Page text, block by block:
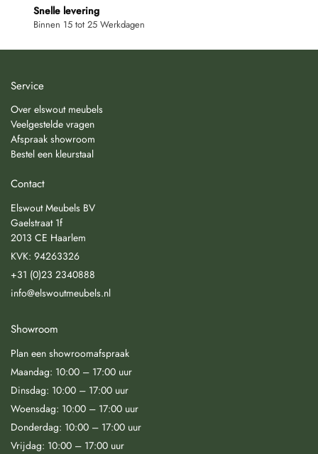
Snelle levering
Binnen 15 tot 25 Werkdagen
Service
Over elswout meubels
Veelgestelde vragen
Afspraak showroom
Bestel een kleurstaal
Contact
Elswout Meubels BV
Gaelstraat 1f
2013 CE Haarlem
KVK: 94263326
+31 (0)23 2340888
info@elswoutmeubels.nl
Showroom
Plan een showroomafspraak
Maandag: 10:00 – 17:00 uur
Dinsdag: 10:00 – 17:00 uur
Woensdag: 10:00 – 17:00 uur
Donderdag: 10:00 – 17:00 uur
Vrijdag: 10:00 – 17:00 uur